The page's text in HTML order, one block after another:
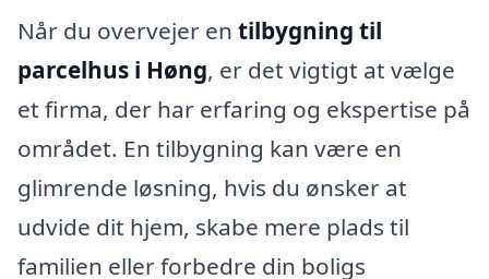
Når du overvejer en tilbygning til
parcelhus i Høng, er det vigtigt at vælge
et firma, der har erfaring og ekspertise på
området. En tilbygning kan være en
glimrende løsning, hvis du ønsker at
udvide dit hjem, skabe mere plads til
familien eller forbedre din boligs